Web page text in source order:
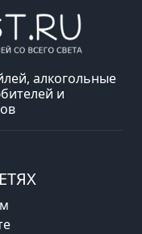
алкогольные
и